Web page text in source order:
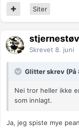
Siter
stjernestøv
Skrevet 8. juni
Glitter skrev (På
Nei tror heller ikke
som innlagt.
Ja, jeg spiste mye